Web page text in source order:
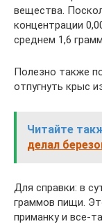
вещества.
концентрации
среднем 1,6
Полезно также
отпугнуть крыс
Читайте
делал
Для справки: в
граммов пищи.
приманку и все-